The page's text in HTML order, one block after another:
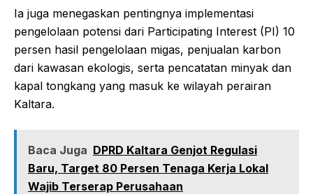
Ia juga menegaskan pentingnya implementasi
pengelolaan potensi dari Participating Interest (PI) 10
persen hasil pengelolaan migas, penjualan karbon
dari kawasan ekologis, serta pencatatan minyak dan
kapal tongkang yang masuk ke wilayah perairan
Kaltara.
Baca Juga DPRD Kaltara Genjot Regulasi
Baru, Target 80 Persen Tenaga Kerja Lokal
Wajib Terserap Perusahaan